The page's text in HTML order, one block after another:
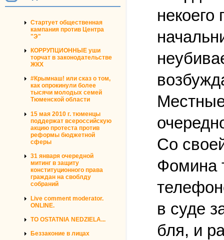
Стартует общественная
кампания против Центра
"Э"
КОРРУПЦИОННЫЕ уши
торчат в законодательстве
ЖКХ
#Крымнаш! или сказ о том,
как опрокинули более
тысячи молодых семей
Тюменской области
15 мая 2010 г. тюменцы
поддержат всероссийскую
акцию протеста против
реформы бюджетной
сферы
31 января очередной
митинг в защиту
конституционного права
граждан на своблду
собраний
Live comment moderator.
ONLINE.
TO OSTATNIA NEDZIELA...
Беззаконие в лицах
некоего
Со
Фомина
в суде
бля, и